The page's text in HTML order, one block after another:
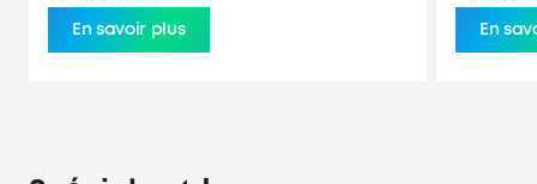
En savoir plus En